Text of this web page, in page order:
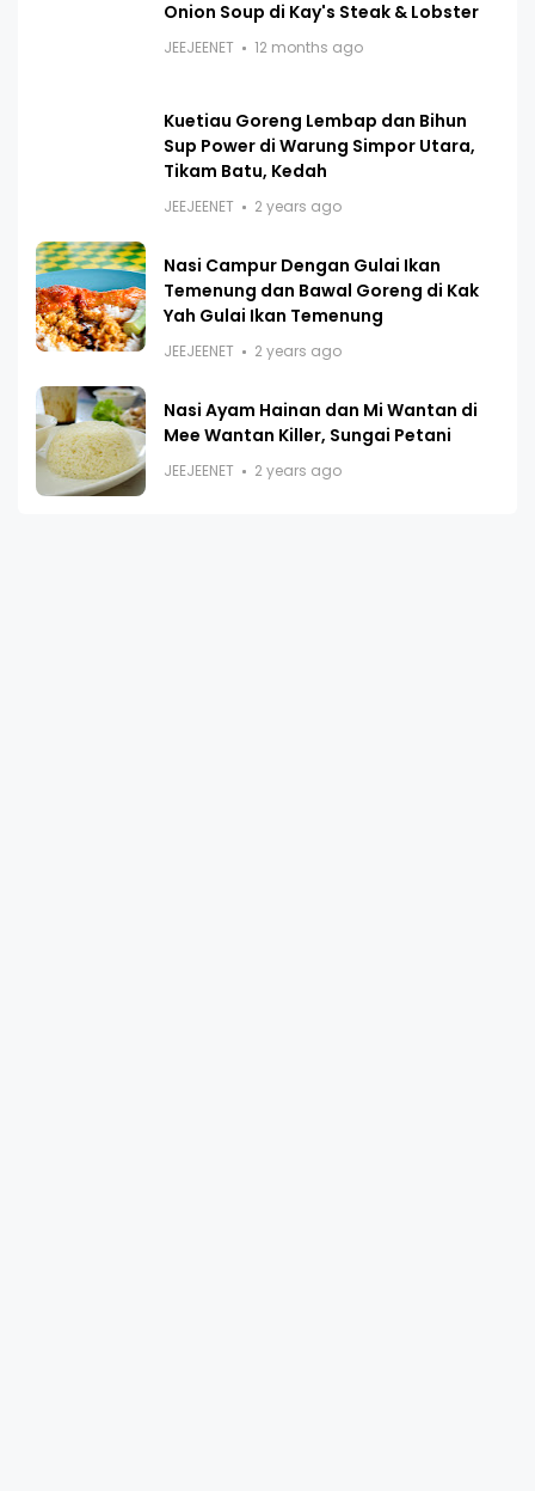
Onion Soup di Kay's Steak & Lobster
JEEJEENET 12 months ago
Kuetiau Goreng Lembap dan Bihun
Sup Power di Warung Simpor Utara,
Tikam Batu, Kedah
JEEJEENET 2 years ago
Nasi Campur Dengan Gulai Ikan
Temenung dan Bawal Goreng di Kak
Yah Gulai Ikan Temenung
JEEJEENET 2 years ago
Nasi Ayam Hainan dan Mi Wantan di
Mee Wantan Killer, Sungai Petani
JEEJEENET 2 years ago